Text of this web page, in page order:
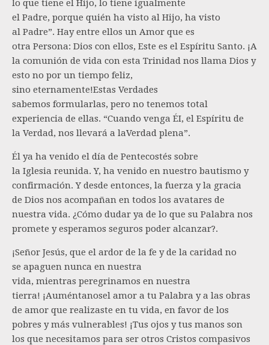
lo que tiene el Hijo, lo tiene igualmente
el Padre, porque quién ha visto al Hijo, ha visto
al Padre”. Hay entre ellos un Amor que es
otra Persona: Dios con ellos, Este es el Espíritu Santo. ¡A
la comunión de vida con esta Trinidad nos llama Dios y
esto no por un tiempo feliz,
sino eternamente!Estas Verdades
sabemos formularlas, pero no tenemos total
experiencia de ellas. “Cuando venga ÉI, el Espíritu de
la Verdad, nos llevará a laVerdad plena”.
Él ya ha venido el día de Pentecostés sobre
la Iglesia reunida. Y, ha venido en nuestro bautismo y
confirmación. Y desde entonces, la fuerza y la gracia
de Dios nos acompañan en todos los avatares de
nuestra vida. ¿Cómo dudar ya de lo que su Palabra nos
promete y esperamos seguros poder alcanzar?.
¡Señor Jesús, que el ardor de la fe y de la caridad no
se apaguen nunca en nuestra
vida, mientras peregrinamos en nuestra
tierra! ¡Auméntanosel amor a tu Palabra y a las obras
de amor que realizaste en tu vida, en favor de los
pobres y más vulnerables! ¡Tus ojos y tus manos son
los que necesitamos para ser otros Cristos compasivos